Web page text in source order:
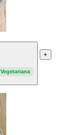
Vegetariana
+